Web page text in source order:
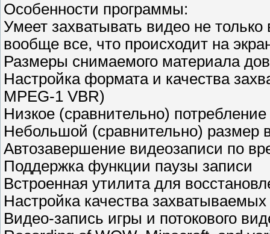
Особенности программы:
Умеет захватывать видео не
вообще все, что происходит на
Размеры снимаемого материала
Настройка формата и качества
MPEG-1 VBR)
Низкое (сравнительно)
Небольшой (сравнительно) размер
Автозавершение видеозаписи по
Поддержка функции паузы записи
Встроенная утилита для
Настройка качества
Видео-запись игры и потокового